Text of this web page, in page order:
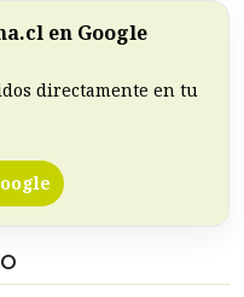
en Google
directamente en tu